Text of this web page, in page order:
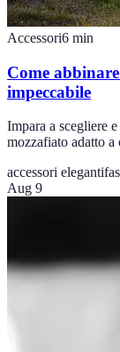
Accessori6 min
Come
impeccabile
Impara a scegliere
mozzafiato adatto
accessori eleganti
Aug 9